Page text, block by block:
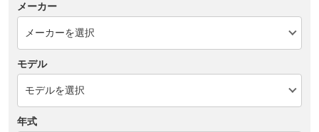
メーカー
モデル
年式